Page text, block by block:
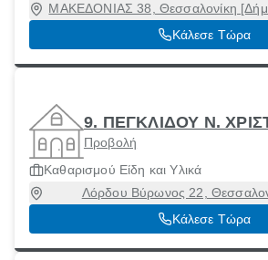
ΜΑΚΕΔΟΝΙΑΣ 38, Θεσσαλονίκη
54644
Κάλεσε Τώρα
9. ΠΕΓΚΛΙΔΟΥ Ν.
Προβολή
Καθαρισμού Είδη και Υλικά
Λόρδου Βύρωνος 22,
Θεσσαλονίκη, 54622
Κάλεσε Τώρα